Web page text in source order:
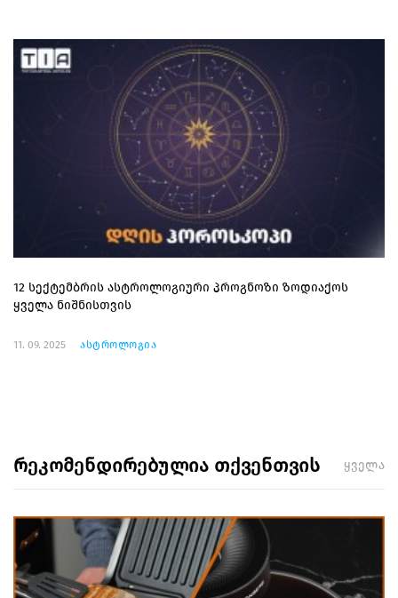
12 სექტემბრის ასტროლოგიური პროგნოზი ზოდიაქოს
ყველა ნიშნისთვის
11. 09. 2025 ასტროლოგია
რეკომენდირებულია თქვენთვის ყველა